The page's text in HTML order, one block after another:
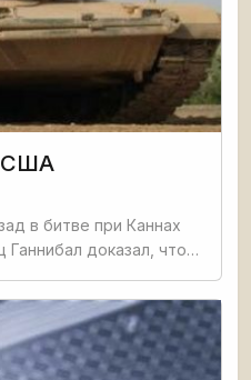
США
в битве при Каннах
Ганнибал доказал, что
превосходство